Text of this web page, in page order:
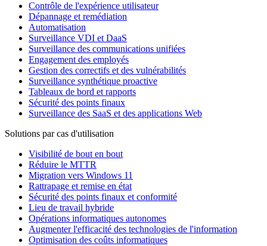
Contrôle de l'expérience utilisateur
Dépannage et remédiation
Automatisation
Surveillance VDI et DaaS
Surveillance des communications unifiées
Engagement des employés
Gestion des correctifs et des vulnérabilités
Surveillance synthétique proactive
Tableaux de bord et rapports
Sécurité des points finaux
Surveillance des SaaS et des applications Web
Solutions par cas d'utilisation
Visibilité de bout en bout
Réduire le MTTR
Migration vers Windows 11
Rattrapage et remise en état
Sécurité des points finaux et conformité
Lieu de travail hybride
Opérations informatiques autonomes
Augmenter l'efficacité des technologies de l'information
Optimisation des coûts informatiques